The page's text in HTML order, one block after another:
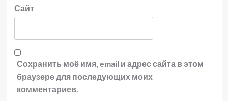
Сайт
Сохранить моё имя, email и адрес сайта в этом
браузере для последующих моих
комментариев.